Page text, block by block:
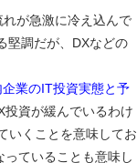
が急激に冷え込んで
堅調だが、DXなどの
企業のIT投資実態と予
投資が緩んでいるわけ
いくことを意味してお
っていることも意味し